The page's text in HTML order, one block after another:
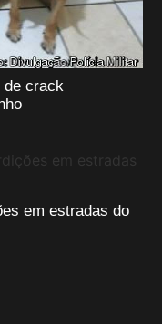
de crack
em estradas do